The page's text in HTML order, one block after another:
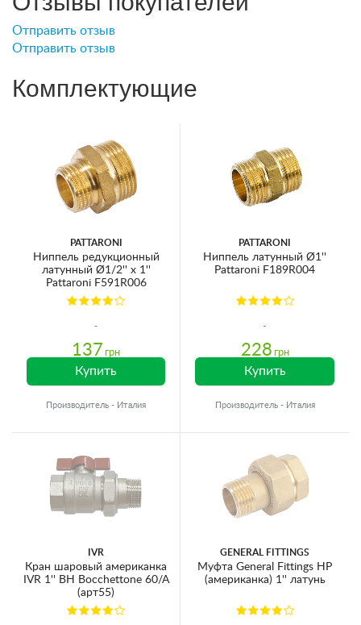
Отправить отзыв
Отправить отзыв
Комплектующие
PATTARONI
Ниппель редукционный
латунный Ø1/2'' х 1''
Pattaroni F591R006
137 грн
Купить
Производитель - Италия
PATTARONI
Ниппель латунный Ø1''
Pattaroni F189R004
228 грн
Купить
Производитель - Италия
IVR
Кран шаровый американка
IVR 1'' ВН Bocchettone 60/A
(арт55)
GENERAL FITTINGS
Муфта General Fittings НР
(американка) 1'' латунь